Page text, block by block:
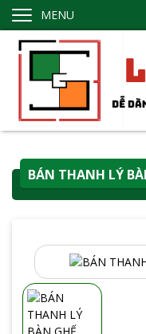
MENU
BÁN THANH LÝ